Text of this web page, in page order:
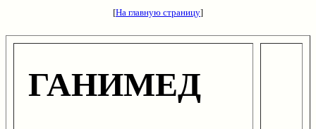
[На главную страницу]
ГАНИМЕД